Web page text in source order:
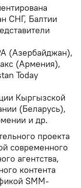
СНГ, Балтии
(Азербайджан),
(Армения),
Today
Кыргызской
(Беларусь),
и др.
проекта
современного
агентства,
контента
SMM-